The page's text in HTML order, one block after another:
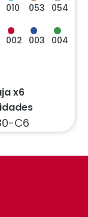
010 053 054
002 003 004
x6
C6